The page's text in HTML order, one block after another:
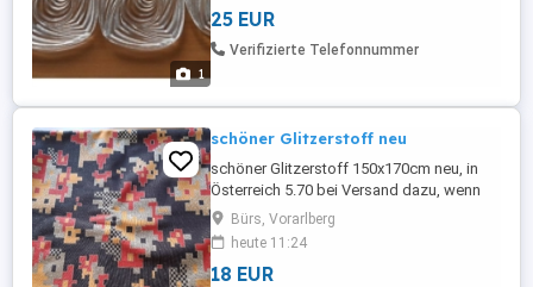
1
25 EUR
Verifizierte Telefonnummer
schöner Glitzerstoff neu
schöner Glitzerstoff 150x170cm neu, in
Österreich 5.70 bei Versand dazu, wenn
Interesse tel.06644069291
Bürs, Vorarlberg
heute 11:24
18 EUR